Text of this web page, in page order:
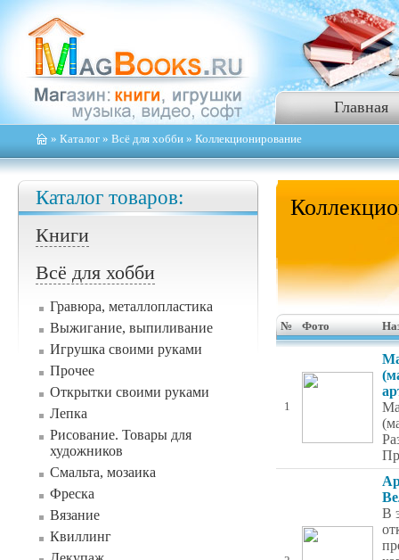
Главная
» Каталог » Всё для хобби » Коллекционирование
Каталог товаров:
Книги
Всё для хобби
Гравюра, металлопластика
Выжигание, выпиливание
Игрушка своими руками
Прочее
Открытки своими руками
Лепка
Рисование. Товары для
художников
Смальта, мозаика
Фреска
Вязание
Квиллинг
№ Фото
1
В